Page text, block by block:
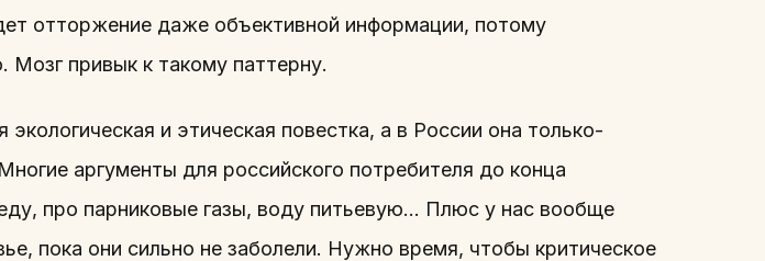
отторжение даже объективной информации, потому
Мозг привык к такому паттерну.
и этическая повестка, а в России она только-
аргументы для российского потребителя до конца
про парниковые газы, воду питьевую… Плюс у нас вообще
пока они сильно не заболели. Нужно время, чтобы критическое